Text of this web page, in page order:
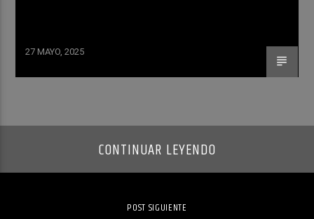
27 MAYO, 2025
CONTINUAR LEYENDO
POST SIGUIENTE